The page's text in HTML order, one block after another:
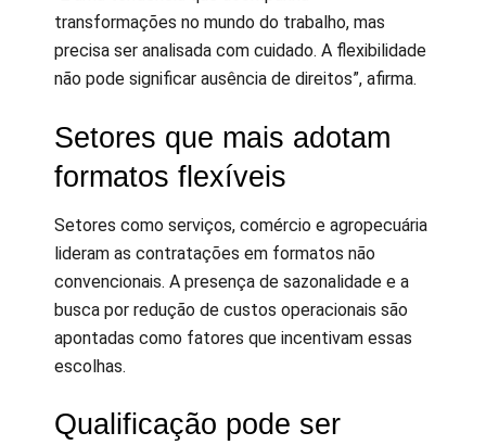
transformações no mundo do trabalho, mas
precisa ser analisada com cuidado. A flexibilidade
não pode significar ausência de direitos”, afirma.
Setores que mais adotam
formatos flexíveis
Setores como serviços, comércio e agropecuária
lideram as contratações em formatos não
convencionais. A presença de sazonalidade e a
busca por redução de custos operacionais são
apontadas como fatores que incentivam essas
escolhas.
Qualificação pode ser